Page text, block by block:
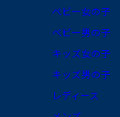
ベビー女の子
ベビー男の子
キッズ女の子
キッズ男の子
レディース